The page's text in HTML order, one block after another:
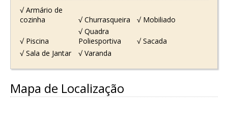
√ Armário de
cozinha
√ Churrasqueira √ Mobiliado
√ Piscina
√ Quadra
Poliesportiva
√ Sacada
√ Sala de Jantar
√ Varanda
Mapa de Localização